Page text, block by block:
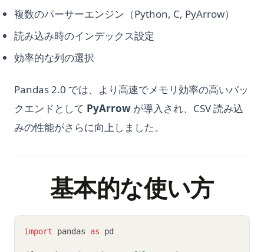
複数のパーサーエンジン（Python, C, PyArrow）
読み込み時のインデックス設定
効率的な列の選択
Pandas 2.0 では、より高速でメモリ効率の高いバッ
クエンドとして PyArrow が導入され、CSV 読み込
みの性能がさらに向上しました。
基本的な使い方
import pandas as pd